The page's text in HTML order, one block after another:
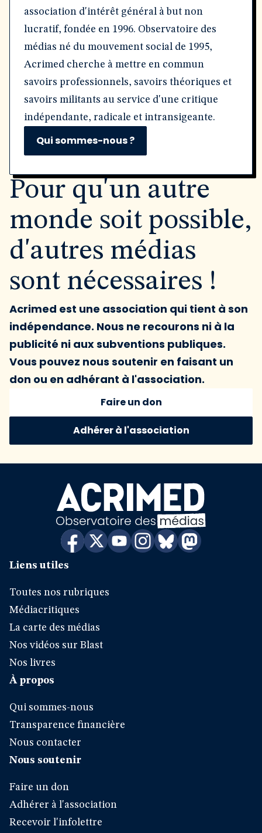
association d'intérêt général à but non
lucratif, fondée en 1996. Observatoire des
médias né du mouvement social de 1995,
Acrimed cherche à mettre en commun
savoirs professionnels, savoirs théoriques et
savoirs militants au service d'une critique
indépendante, radicale et intransigeante.
Qui sommes-nous ?
Pour qu'un autre
monde soit possible,
d'autres médias
sont nécessaires !
Acrimed est une association qui tient à son
indépendance. Nous ne recourons ni à la
publicité ni aux subventions publiques.
Vous pouvez nous soutenir en faisant un
don ou en adhérant à l'association.
Faire un don
Adhérer à l'association
Liens utiles
Toutes nos rubriques
Médiacritiques
La carte des médias
Nos vidéos sur Blast
Nos livres
À propos
Qui sommes-nous
Transparence financière
Nous contacter
Nous soutenir
Faire un don
Adhérer à l'association
Recevoir l'infolettre